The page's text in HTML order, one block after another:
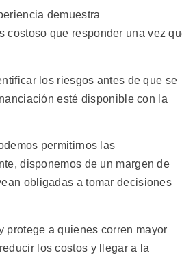
demuestra
costoso que responder una vez
los riesgos antes de que se
esté disponible con la
permitirnos las
disponemos de un margen de
obligadas a tomar decisiones
protege a quienes corren mayor
los costos y llegar a la